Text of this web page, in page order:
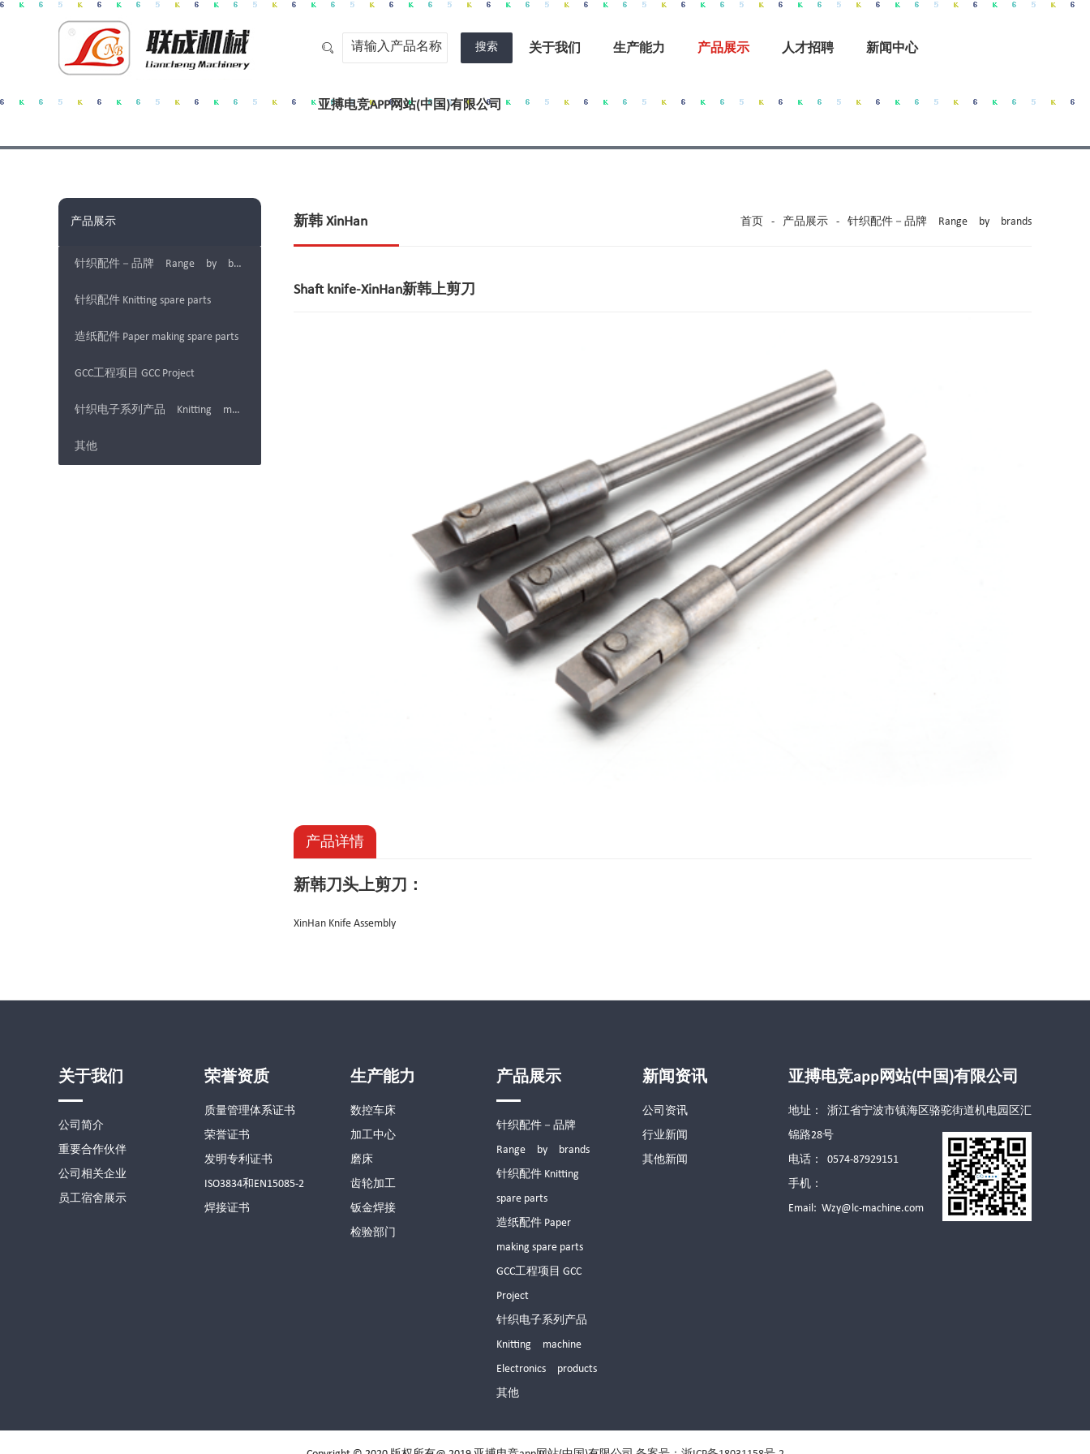
 搜索 关于我们 生产能力 产品展示 人才招聘 新闻中心
亚搏电竞APP网站(中国)有限公司
产品展示
针织配件－品牌 Range by brands
针织配件 Knitting spare parts
造纸配件 Paper making spare parts
GCC工程项目 GCC Project
针织电子系列产品 Knitting machine Electronics products
其他
新韩 XinHan 首页 - 产品展示 - 针织配件－品牌 Range by brands
Shaft knife-XinHan新韩上剪刀
产品详情
新韩刀头上剪刀：
XinHan Knife Assembly
关于我们
公司简介
重要合作伙伴
公司相关企业
员工宿舍展示
荣誉资质
质量管理体系证书
荣誉证书
发明专利证书
ISO3834和EN15085-2
焊接证书
生产能力
数控车床
加工中心
磨床
齿轮加工
钣金焊接
检验部门
产品展示
针织配件－品牌
Range by brands
针织配件 Knitting
spare parts
造纸配件 Paper
making spare parts
GCC工程项目 GCC
Project
针织电子系列产品
Knitting machine
Electronics products
其他
新闻资讯
公司资讯
行业新闻
其他新闻
亚搏电竞app网站(中国)有限公司
地址： 浙江省宁波市镇海区骆驼街道机电园区汇
锦路28号
电话： 0574-87929151
手机：
Email: Wzy@lc-machine.com